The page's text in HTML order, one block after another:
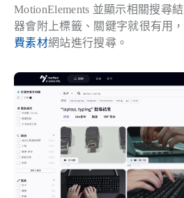
MotionElements 並顯示相關搜尋
器會附上標籤、關鍵字就很有用
費素材網站進行搜尋。